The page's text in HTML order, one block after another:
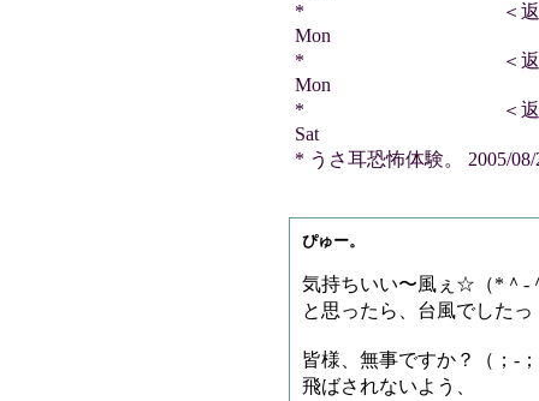
* ＜返信＞ こまT
Mon
* ＜返信＞ Y.Nさ
Mon
* ＜返信＞ iwtfilさ
Sat
* うさ耳恐怖体験。 2005/08/
ぴゅー。
気持ちいい〜風ぇ☆（*＾-
と思ったら、台風でした
皆様、無事ですか？（；-
飛ばされないよう、